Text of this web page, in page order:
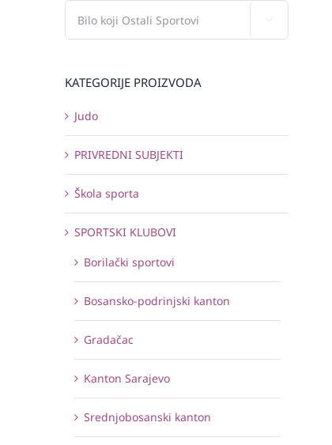
KATEGORIJE PROIZVODA
Judo
PRIVREDNI SUBJEKTI
Škola sporta
SPORTSKI KLUBOVI
Borilački sportovi
Bosansko-podrinjski kanton
Gradačac
Kanton Sarajevo
Srednjobosanski kanton